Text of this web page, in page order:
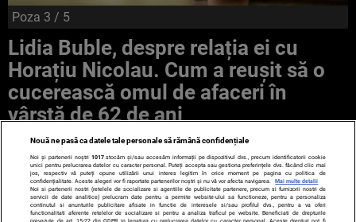
Poza 3 / 5
Lidia Buble, despre relația ei cu
Horațiu Nicolau. Cum a reuşit să o
cucerească omul de afaceri în
vârstă de 62 de ani
Nouă ne pasă ca datele tale personale să rămână confidențiale
Noi și partenerii noștri 1017stocăm și/sau accesăm informații pe dispozitivul dvs., precum identificatorii cookie
unici pentru prelucrarea datelor cu caracter personal. Puteți accepta sau gestiona preferințele dvs. făcând clic mai
jos, respectiv vă puteți opune utilizării unui interes legitim în orice moment pe pagina cu politica de
confidențialitate. Aceste alegeri vor fi raportate partenerilor noștri și nu vă vor afecta navigarea.
Mai multe detalii
Noi si partenerii nostri (retelele de socializare si agentiile de publicitate partenere, precum si furnizorii nostri de
servicii de date analitice) prelucram date pentru a permite website-ului sa functioneze, pentru a personaliza
continutul si anunturile publicitare afisate in functie de interesele si/sau profilul dvs., pentru a va oferi
functionalitati aferente retelelor de socializare si pentru a analiza traficul pe website. Beneficiati de drepturile
prevazute de art. 15-22 din GDPR in legatura cu prelucrarea datelor cu caracter personal. Aceste drepturi pot fi